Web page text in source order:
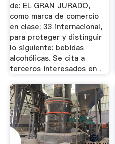
de: EL GRAN JURADO,
como marca de comercio
en clase: 33 internacional,
para proteger y distinguir
lo siguiente: bebidas
alcohólicas. Se cita a
terceros interesados en .